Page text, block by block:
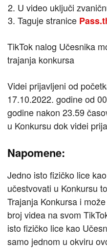
U video uključi
Taguje stranice
TikTok nalog Učesnika
trajanja konkursa
Videi prijavljeni od
17.10.2022. godine od
godine nakon 23.59
u Konkursu dok videi
Napomene:
Jedno isto fizičko lice
učestvovati u Konkursu
Trajanja Konkursa i
broj videa na svom
isto fizičko lice kao
samo jednom u okviru